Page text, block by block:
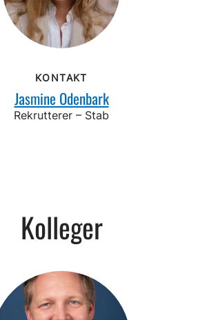
KONTAKT
Jasmine Odenbark
Rekrutterer – Stab
Kolleger